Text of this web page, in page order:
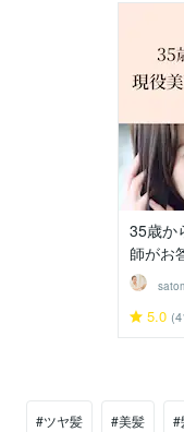
35歳か
師がお
5.0
#ツヤ髪 #美髪 #